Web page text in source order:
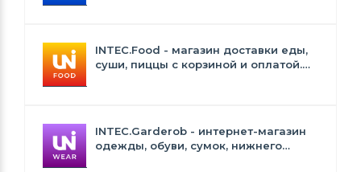
INTEC.Food - магазин доставки еды,
суши, пиццы с корзиной и оплатой.
INTEC.Garderob - интернет-магазин
одежды, обуви, сумок, нижнего